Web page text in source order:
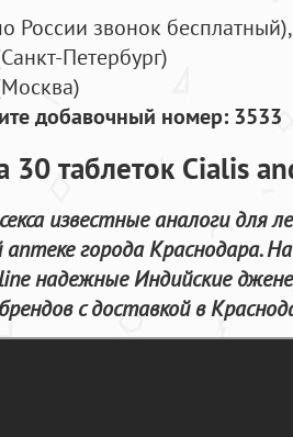
России звонок бесплатный),
Санкт-Петербург)
Москва)
добавочный номер: 3533
30 таблеток Cialis
известные аналоги для
аптеке города Краснодара.
надежные Индийские
с доставкой в